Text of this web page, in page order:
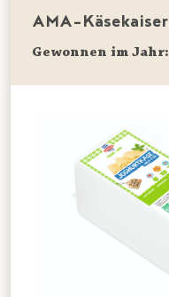
AMA-Käsekaiser
Gewonnen im Jahr: